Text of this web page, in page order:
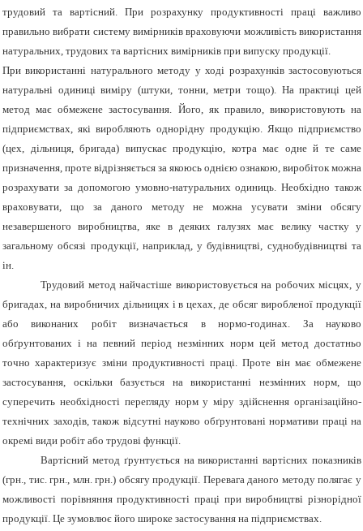
трудовий та вартісний. При розрахунку продуктивності праці важливо
правильно вибрати систему вимірників враховуючи можливість використання
натуральних, трудових та вартісних вимірників при випуску продукції.
При використанні натурального методу у ході розрахунків застосовуються
натуральні одиниці виміру (штуки, тонни, метри тощо). На практиці цей
метод має обмежене застосування. Його, як правило, використовують на
підприємствах, які виробляють однорідну продукцію. Якщо підприємство
(цех, дільниця, бригада) випускає продукцію, котра має одне й те саме
призначення, проте відрізняється за якоюсь однією ознакою, виробіток можна
розрахувати за допомогою умовно-натуральних одиниць. Необхідно також
враховувати, що за даного методу не можна усувати зміни обсягу
незавершеного виробництва, яке в деяких галузях має велику частку у
загальному обсязі продукції, наприклад, у будівництві, суднобудівництві та
ін.
Трудовий метод найчастіше використовується на робочих місцях, у
бригадах, на виробничих дільницях і в цехах, де обсяг виробленої продукції
або виконаних робіт визначається в нормо-годинах. За науково
обґрунтованих і на певний період незмінних норм цей метод достатньо
точно характеризує зміни продуктивності праці. Проте він має обмежене
застосування, оскільки базується на використанні незмінних норм, що
суперечить необхідності перегляду норм у міру здійснення організаційно-
технічних заходів, також відсутні науково обґрунтовані нормативи праці на
окремі види робіт або трудові функції.
Вартісний метод ґрунтується на використанні вартісних показників
(грн., тис. грн., млн. грн.) обсягу продукції. Перевага даного методу полягає у
можливості порівняння продуктивності праці при виробництві різнорідної
продукції. Це зумовлює його широке застосування на підприємствах.